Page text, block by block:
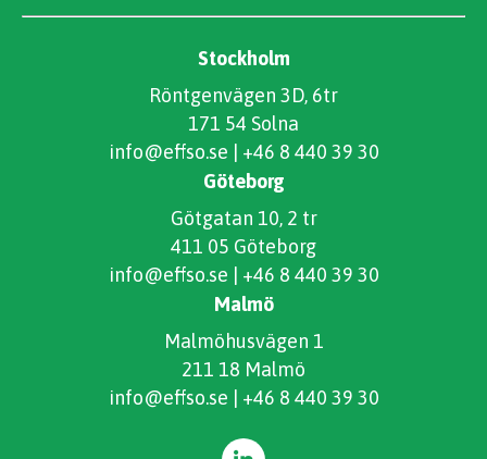
Stockholm
Röntgenvägen 3D, 6tr
171 54 Solna
info@effso.se
+46 8 440 39 30
Göteborg
Götgatan 10, 2 tr
411 05 Göteborg
info@effso.se
+46 8 440 39 30
Malmö
Malmöhusvägen 1
211 18 Malmö
info@effso.se
+46 8 440 39 30